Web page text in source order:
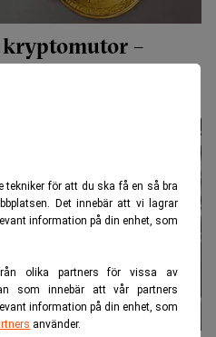
tekniker för att du ska få en så bra
Det innebär att vi lagrar
information på din enhet, som
olika partners för vissa av
som innebär att vår partners
information på din enhet, som
använder.
–
upptäcka